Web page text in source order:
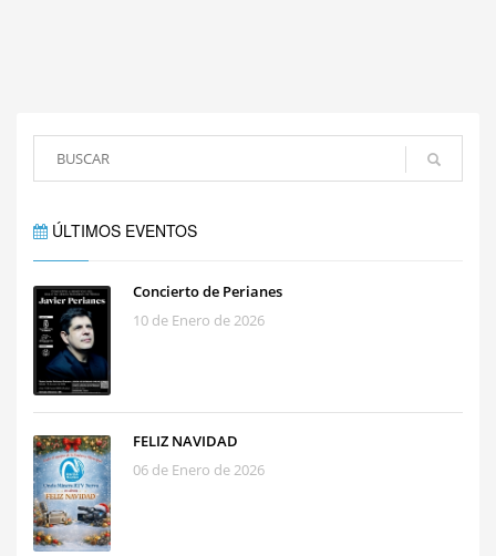
ÚLTIMOS EVENTOS
Concierto de Perianes
10 de Enero de 2026
FELIZ NAVIDAD
06 de Enero de 2026